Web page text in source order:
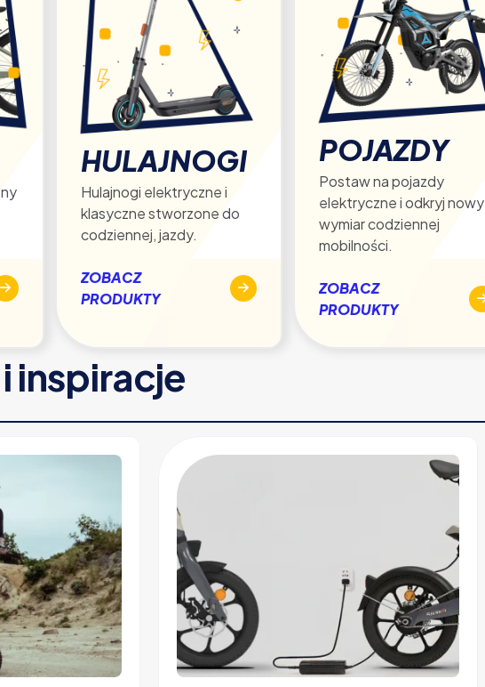
HULAJNOGI
Hulajnogi elektryczne i
klasyczne stworzone do
codziennej, jazdy.
ZOBACZ
PRODUKTY
POJAZDY
Postaw na pojazdy
elektryczne i odkryj nowy
wymiar codziennej
mobilności.
ZOBACZ
PRODUKTY
inspiracje